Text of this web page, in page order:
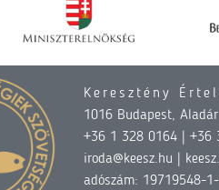
Keresztény
1016 Budapest,
+36 1 328 0164 | +36
iroda@keesz.hu |
adószám: 19719548-1-